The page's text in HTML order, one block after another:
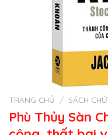
TRANG CHỦ / SÁCH
Phù Thủy Sàn